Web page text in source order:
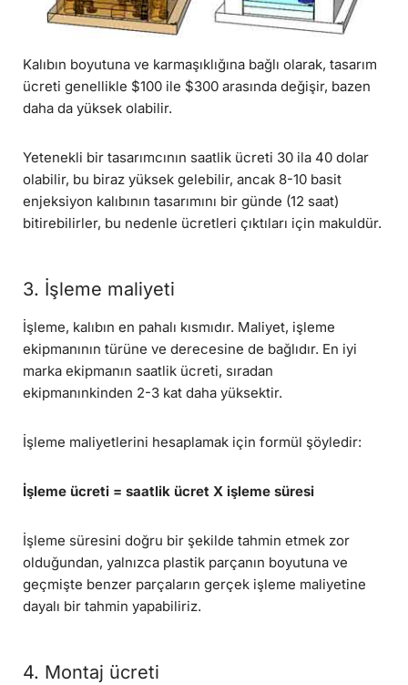
Kalıbın boyutuna ve karmaşıklığına bağlı olarak, tasarım
ücreti genellikle $100 ile $300 arasında değişir, bazen
daha da yüksek olabilir.
Yetenekli bir tasarımcının saatlik ücreti 30 ila 40 dolar
olabilir, bu biraz yüksek gelebilir, ancak 8-10 basit
enjeksiyon kalıbının tasarımını bir günde (12 saat)
bitirebilirler, bu nedenle ücretleri çıktıları için makuldür.
3. İşleme maliyeti
İşleme, kalıbın en pahalı kısmıdır. Maliyet, işleme
ekipmanının türüne ve derecesine de bağlıdır. En iyi
marka ekipmanın saatlik ücreti, sıradan
ekipmanınkinden 2-3 kat daha yüksektir.
İşleme maliyetlerini hesaplamak için formül şöyledir:
İşleme ücreti = saatlik ücret X işleme süresi
İşleme süresini doğru bir şekilde tahmin etmek zor
olduğundan, yalnızca plastik parçanın boyutuna ve
geçmişte benzer parçaların gerçek işleme maliyetine
dayalı bir tahmin yapabiliriz.
4. Montaj ücreti